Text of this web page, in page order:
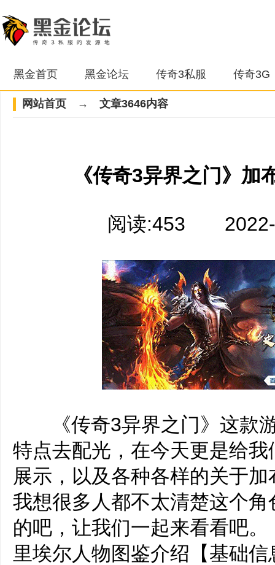
黑金首页 黑金论坛 传奇3私服 传奇3G
网站首页 → 文章3646内容
《传奇3异界之门》加
阅读:453 2022-
《传奇3异界之门》这款游
特点去配光，在今天更是给
展示，以及各种各样的关于
我想很多人都不太清楚这个
的吧，让我们一起来看看吧
里埃尔人物图鉴介绍【基础